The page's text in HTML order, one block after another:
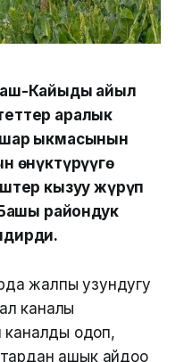
Кайыңды айыл
аралык
ыкмасынын
өнүктүрүүгө
кызуу жүрүп
райондук
жалпы узундугу
каналы
оңдоп,
ашык айдоо